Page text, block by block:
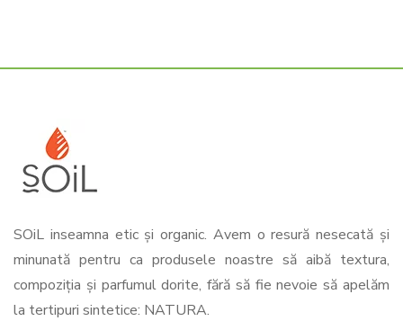
SOiL inseamna etic și organic. Avem o resură nesecată și
minunată pentru ca produsele noastre să aibă textura,
compoziția și parfumul dorite, fără să fie nevoie să apelăm
la tertipuri sintetice: NATURA.